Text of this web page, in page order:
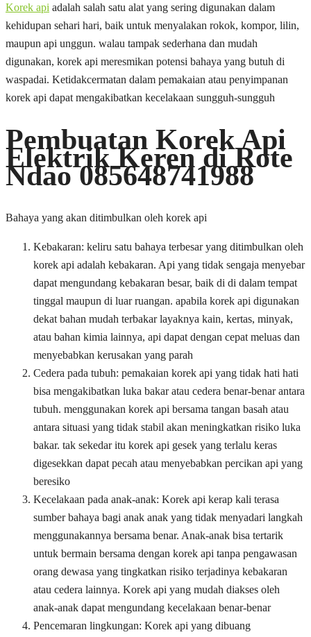
Korek api adalah salah satu alat yang sering digunakan dalam
kehidupan sehari hari, baik untuk menyalakan rokok, kompor, lilin,
maupun api unggun. walau tampak sederhana dan mudah
digunakan, korek api meresmikan potensi bahaya yang butuh di
waspadai. Ketidakcermatan dalam pemakaian atau penyimpanan
korek api dapat mengakibatkan kecelakaan sungguh-sungguh
Pembuatan Korek Api
Elektrik Keren di Rote
Ndao 085648741988
Bahaya yang akan ditimbulkan oleh korek api
Kebakaran: keliru satu bahaya terbesar yang ditimbulkan oleh
korek api adalah kebakaran. Api yang tidak sengaja menyebar
dapat mengundang kebakaran besar, baik di di dalam tempat
tinggal maupun di luar ruangan. apabila korek api digunakan
dekat bahan mudah terbakar layaknya kain, kertas, minyak,
atau bahan kimia lainnya, api dapat dengan cepat meluas dan
menyebabkan kerusakan yang parah
Cedera pada tubuh: pemakaian korek api yang tidak hati hati
bisa mengakibatkan luka bakar atau cedera benar-benar antara
tubuh. menggunakan korek api bersama tangan basah atau
antara situasi yang tidak stabil akan meningkatkan risiko luka
bakar. tak sekedar itu korek api gesek yang terlalu keras
digesekkan dapat pecah atau menyebabkan percikan api yang
beresiko
Kecelakaan pada anak-anak: Korek api kerap kali terasa
sumber bahaya bagi anak anak yang tidak menyadari langkah
menggunakannya bersama benar. Anak-anak bisa tertarik
untuk bermain bersama dengan korek api tanpa pengawasan
orang dewasa yang tingkatkan risiko terjadinya kebakaran
atau cedera lainnya. Korek api yang mudah diakses oleh
anak-anak dapat mengundang kecelakaan benar-benar
Pencemaran lingkungan: Korek api yang dibuang